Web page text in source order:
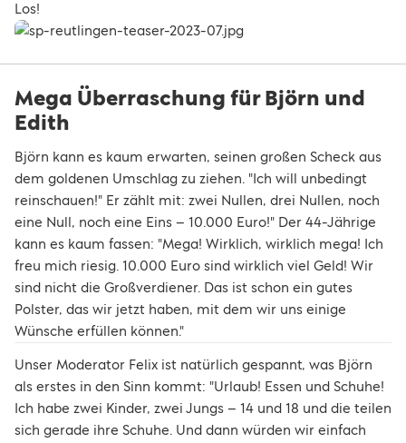
Los!
Mega Überraschung für Björn und
Edith
Björn kann es kaum erwarten, seinen großen Scheck aus
dem goldenen Umschlag zu ziehen. "Ich will unbedingt
reinschauen!" Er zählt mit: zwei Nullen, drei Nullen, noch
eine Null, noch eine Eins – 10.000 Euro!" Der 44-Jährige
kann es kaum fassen: "Mega! Wirklich, wirklich mega! Ich
freu mich riesig. 10.000 Euro sind wirklich viel Geld! Wir
sind nicht die Großverdiener. Das ist schon ein gutes
Polster, das wir jetzt haben, mit dem wir uns einige
Wünsche erfüllen können."
Unser Moderator Felix ist natürlich gespannt, was Björn
als erstes in den Sinn kommt: "Urlaub! Essen und Schuhe!
Ich habe zwei Kinder, zwei Jungs – 14 und 18 und die teilen
sich gerade ihre Schuhe. Und dann würden wir einfach